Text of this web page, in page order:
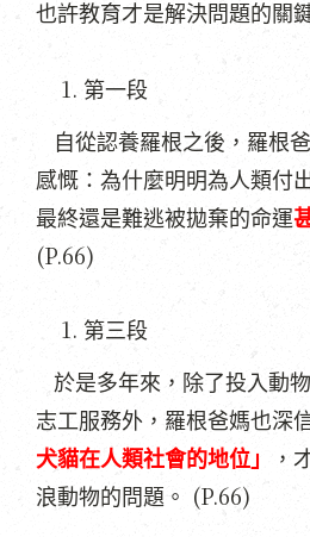
也許教育才是解決問題的關
第一段
自從認養羅根之後，羅根
感慨：為什麼明明為人類付
最終還是難逃被拋棄的命運
(P.66)
第三段
於是多年來，除了投入動
志工服務外，羅根爸媽也深
犬貓在人類社會的地位」
，
浪動物的問題。
(P.66)